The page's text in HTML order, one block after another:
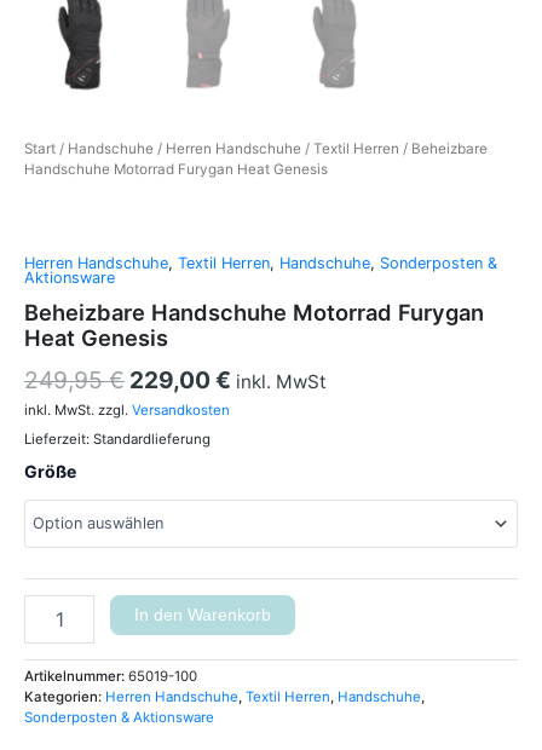
Start / Handschuhe / Herren Handschuhe / Textil Herren / Beheizbare
Handschuhe Motorrad Furygan Heat Genesis
Herren Handschuhe, Textil Herren, Handschuhe, Sonderposten &
Aktionsware
Beheizbare Handschuhe Motorrad Furygan
Heat Genesis
249,95€ 229,00€ inkl. MwSt
inkl. MwSt. zzgl. Versandkosten
Lieferzeit: Standardlieferung
Größe
In den Warenkorb
Artikelnummer: 65019-100
Kategorien: Herren Handschuhe, Textil Herren, Handschuhe,
Sonderposten & Aktionsware